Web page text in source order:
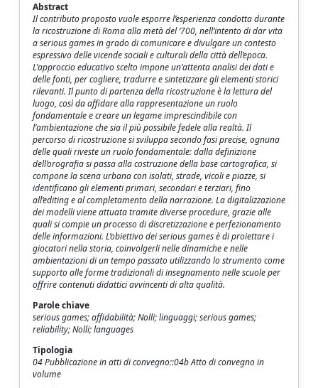
Abstract
Il contributo proposto vuole esporre l’esperienza condotta durante
la ricostruzione di Roma alla metà del ‘700, nell’intento di dar vita
a serious games in grado di comunicare e divulgare un contesto
espressivo delle vicende sociali e culturali della città dell’epoca.
L’approccio educativo scelto impone un’attenta analisi dei dati e
delle fonti, per cogliere, tradurre e sintetizzare gli elementi storici
rilevanti. Il punto di partenza della ricostruzione è la lettura del
luogo, così da affidare alla rappresentazione un ruolo
fondamentale e creare un legame imprescindibile con
l’ambientazione che sia il più possibile fedele alla realtà. Il
percorso di ricostruzione si sviluppa secondo fasi precise, ognuna
delle quali riveste un ruolo fondamentale: dalla definizione
dell’orografia si passa alla costruzione della base cartografica, si
compone la scena urbana con isolati, strade, vicoli e piazze, si
identificano gli elementi primari, secondari e terziari, fino
all’editing e al completamento della narrazione. La digitalizzazione
dei modelli viene attuata tramite diverse procedure, grazie alle
quali si compie un processo di discretizzazione e perfezionamento
delle informazioni. L’obiettivo dei serious games è di proiettare i
giocatori nella storia, coinvolgerli nelle dinamiche e nelle
ambientazioni di un tempo passato utilizzando lo strumento come
supporto alle forme tradizionali di insegnamento nelle scuole per
offrire contenuti didattici avvincenti di alta qualità.
Parole chiave
serious games; affidabilità; Nolli; linguaggi; serious games;
reliability; Nolli; languages
Tipologia
04 Pubblicazione in atti di convegno::04b Atto di convegno in
volume